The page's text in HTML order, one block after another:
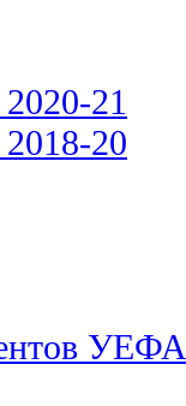
21
20
УЕФА